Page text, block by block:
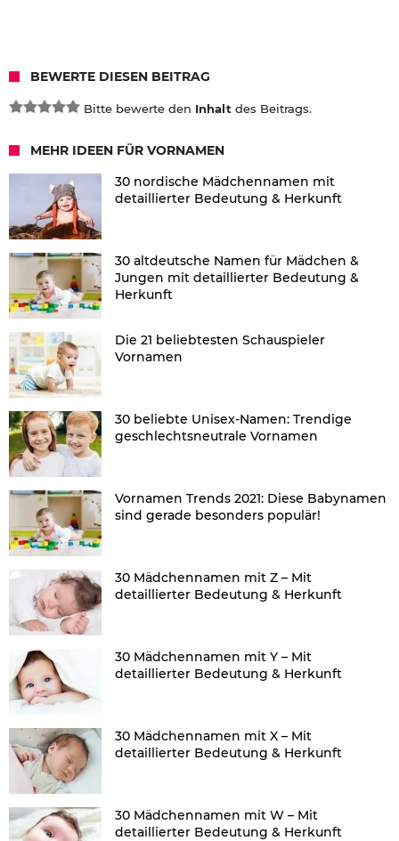
BEWERTE DIESEN BEITRAG
Bitte bewerte den Inhalt des Beitrags.
MEHR IDEEN FÜR VORNAMEN
30 nordische Mädchennamen mit
detaillierter Bedeutung & Herkunft
30 altdeutsche Namen für Mädchen &
Jungen mit detaillierter Bedeutung &
Herkunft
Die 21 beliebtesten Schauspieler
Vornamen
30 beliebte Unisex-Namen: Trendige
geschlechtsneutrale Vornamen
Vornamen Trends 2021: Diese Babynamen
sind gerade besonders populär!
30 Mädchennamen mit Z – Mit
detaillierter Bedeutung & Herkunft
30 Mädchennamen mit Y – Mit
detaillierter Bedeutung & Herkunft
30 Mädchennamen mit X – Mit
detaillierter Bedeutung & Herkunft
30 Mädchennamen mit W – Mit
detaillierter Bedeutung & Herkunft